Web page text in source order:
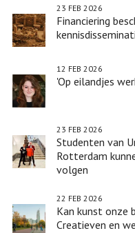
Financiering
23 FEB 2026
'Op eilandjes
12 FEB 2026
Studenten van
Rotterdam
volgen
23 FEB 2026
Kan kunst onze
Creatieven en
22 FEB 2026